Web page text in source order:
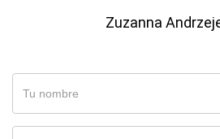
Zuzanna